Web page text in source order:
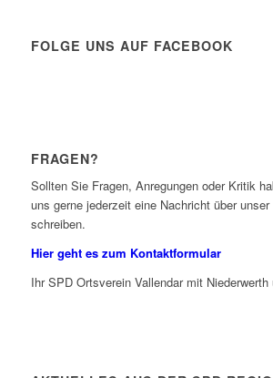
FOLGE UNS AUF FACEBOOK
FRAGEN?
Sollten Sie Fragen, Anregungen oder Kritik
uns gerne jederzeit eine Nachricht über
schreiben.
Hier geht es zum Kontaktformular
Ihr SPD Ortsverein Vallendar mit Niederwerth